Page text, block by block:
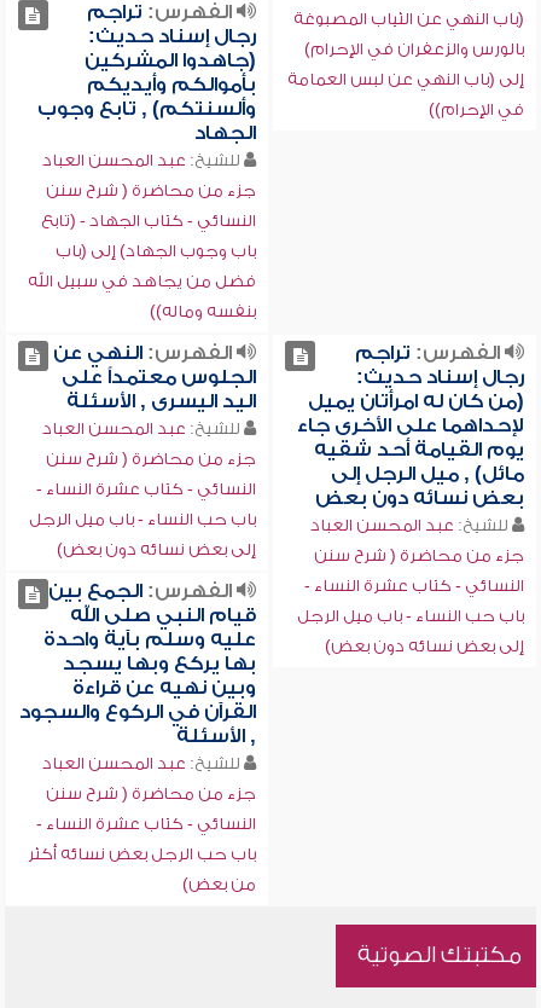
(باب النهي عن الثياب المصبوغة
بالورس والزعفران في الإحرام)
إلى (باب النهي عن لبس العمامة
في الإحرام))
الفهرس: تراجم
رجال إسناد حديث:
(جاهدوا المشركين
بأموالكم وأيديكم
وألسنتكم) , تابع وجوب
الجهاد
للشيخ: عبد المحسن العباد
جزء من محاضرة ( شرح سنن
النسائي - كتاب الجهاد - (تابع
باب وجوب الجهاد) إلى (باب
فضل من يجاهد في سبيل الله
بنفسه وماله))
الفهرس: تراجم
رجال إسناد حديث:
(من كان له امرأتان يميل
لإحداهما على الأخرى جاء
يوم القيامة أحد شقيه
مائل) , ميل الرجل إلى
بعض نسائه دون بعض
للشيخ: عبد المحسن العباد
جزء من محاضرة ( شرح سنن
النسائي - كتاب عشرة النساء -
باب حب النساء - باب ميل الرجل
إلى بعض نسائه دون بعض)
الفهرس:النهي عن
الجلوس معتمداً على
اليد اليسرى , الأسئلة
للشيخ: عبد المحسن العباد
جزء من محاضرة ( شرح سنن
النسائي - كتاب عشرة النساء -
باب حب النساء - باب ميل الرجل
إلى بعض نسائه دون بعض)
الفهرس:الجمع بين
قيام النبي صلى الله
عليه وسلم بآية واحدة
بها يركع وبها يسجد
وبين نهيه عن قراءة
القرآن في الركوع والسجود
, الأسئلة
للشيخ: عبد المحسن العباد
جزء من محاضرة ( شرح سنن
النسائي - كتاب عشرة النساء -
باب حب الرجل بعض نسائه أكثر
من بعض)
مكتبتك الصوتية